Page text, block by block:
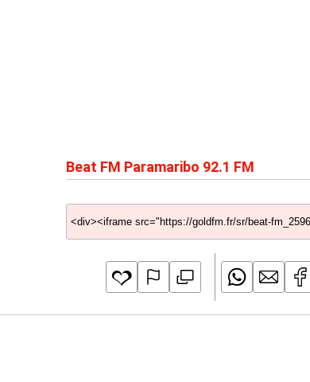
Beat FM Paramaribo 92.1 FM